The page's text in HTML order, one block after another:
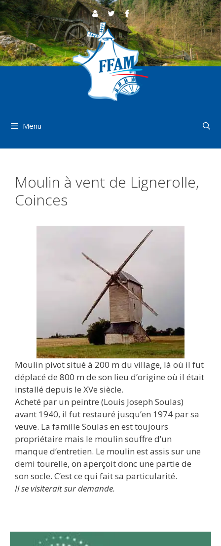
Aller
au
contenu
Menu
Moulin à vent de Lignerolle,
Coinces
Moulin pivot situé à 200 m du village, là où il fut
déplacé de 800 m de son lieu d’origine où il était
installé depuis le XVe siècle.
Acheté par un peintre (Louis Joseph Soulas)
avant 1940, il fut restauré jusqu’en 1974 par sa
veuve. La famille Soulas en est toujours
propriétaire mais le moulin souffre d’un
manque d’entretien. Le moulin est assis sur une
demi tourelle, on aperçoit donc une partie de
son socle. C’est ce qui fait sa particularité.
Il se visiterait sur demande.